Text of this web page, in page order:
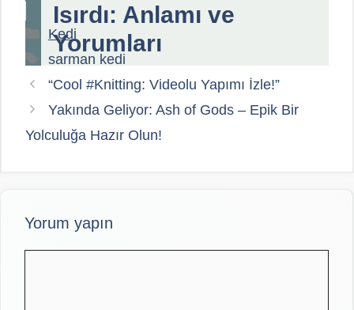
Isırdı: Anlamı ve
Yorumları
Kategoriler
Kedi
Etiketler
sarman kedi
“Cool #Knitting: Videolu Yapımı İzle!”
Yakında Geliyor: Ash of Gods – Epik Bir
Yolculuğa Hazır Olun!
Yorum yapın